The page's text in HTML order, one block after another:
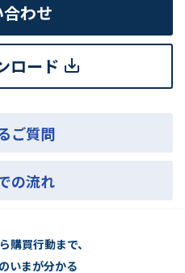
わせ
ロード
ご質問
の流れ
購買行動まで、
いまが分かる